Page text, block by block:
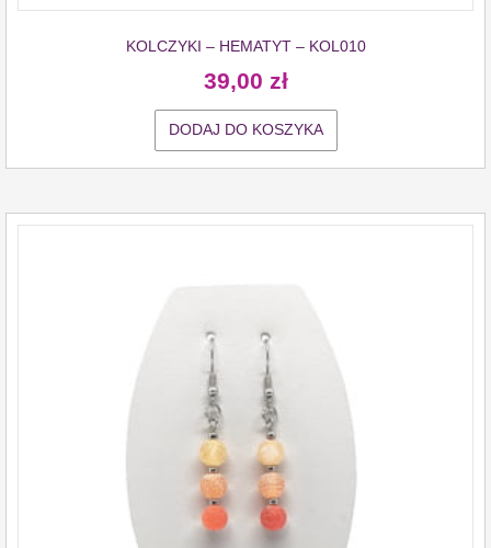
KOLCZYKI – HEMATYT – KOL010
39,00 zł
DODAJ DO KOSZYKA